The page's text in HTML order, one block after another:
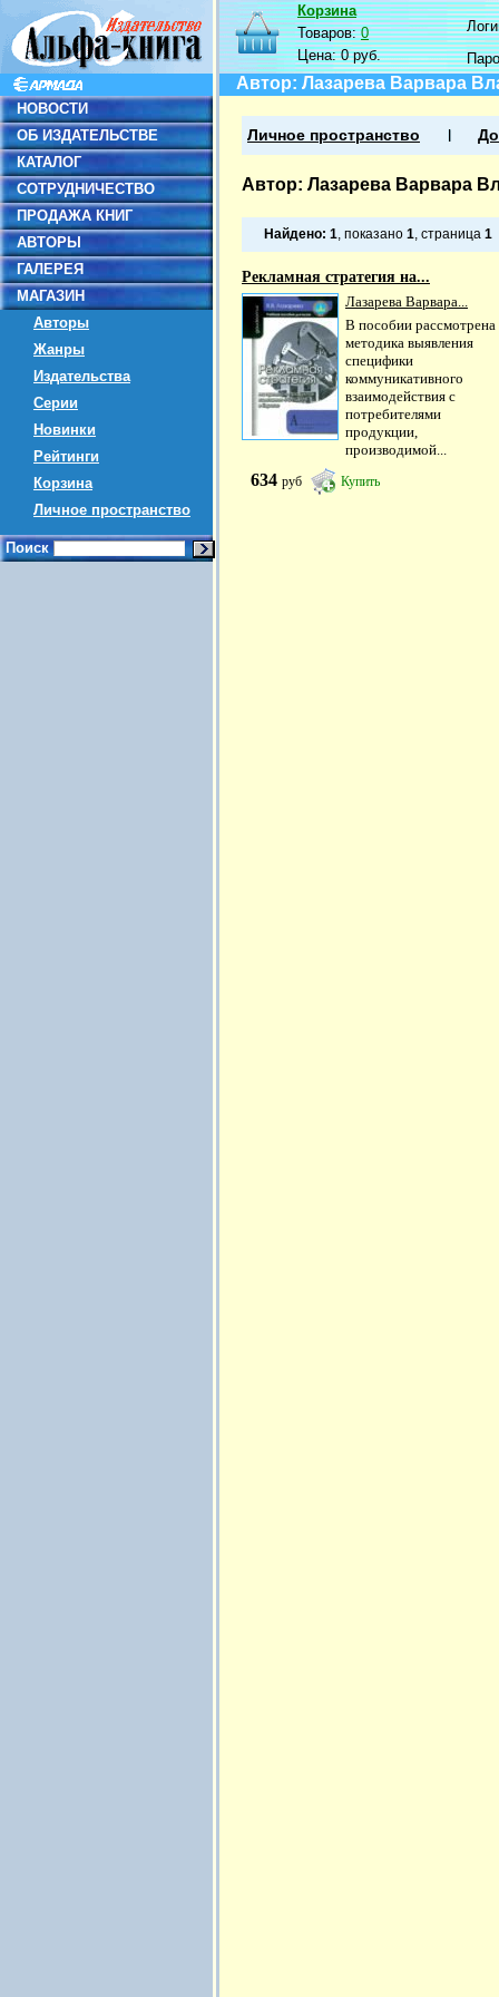
НОВОСТИ
ОБ ИЗДАТЕЛЬСТВЕ
КАТАЛОГ
СОТРУДНИЧЕСТВО
ПРОДАЖА КНИГ
АВТОРЫ
ГАЛЕРЕЯ
МАГАЗИН
Авторы
Жанры
Издательства
Серии
Новинки
Рейтинги
Корзина
Личное пространство
Поиск
Корзина
Товаров:0
Цена:0 руб.
Автор: Лазарева Варвара
Личное пространство
Автор: Лазарева Варвара
Найдено: 1, показано 1, страница 1
Рекламная стратегия на...
Лазарева Варвара...
В пособии рассмотрена
методика выявления
специфики
коммуникативного
взаимодействия с
потребителями
продукции,
производимой...
634 руб Купить